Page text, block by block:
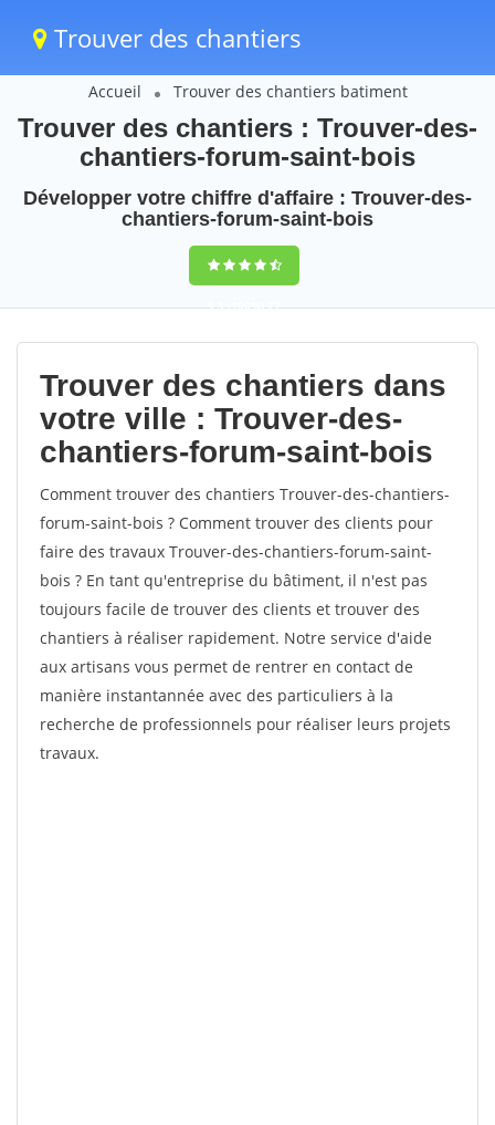
Trouver des chantiers
Accueil Trouver des chantiers batiment
Trouver des chantiers : Trouver-des-
chantiers-forum-saint-bois
Développer votre chiffre d'affaire : Trouver-des-
chantiers-forum-saint-bois
9,5(100%)77
votes
Trouver des chantiers dans
votre ville : Trouver-des-
chantiers-forum-saint-bois
Comment trouver des chantiers Trouver-des-chantiers-
forum-saint-bois ? Comment trouver des clients pour
faire des travaux Trouver-des-chantiers-forum-saint-
bois ? En tant qu'entreprise du bâtiment, il n'est pas
toujours facile de trouver des clients et trouver des
chantiers à réaliser rapidement. Notre service d'aide
aux artisans vous permet de rentrer en contact de
manière instantannée avec des particuliers à la
recherche de professionnels pour réaliser leurs projets
travaux.